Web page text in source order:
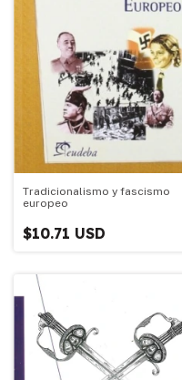
Tradicionalismo y fascismo
europeo
$10.71 USD